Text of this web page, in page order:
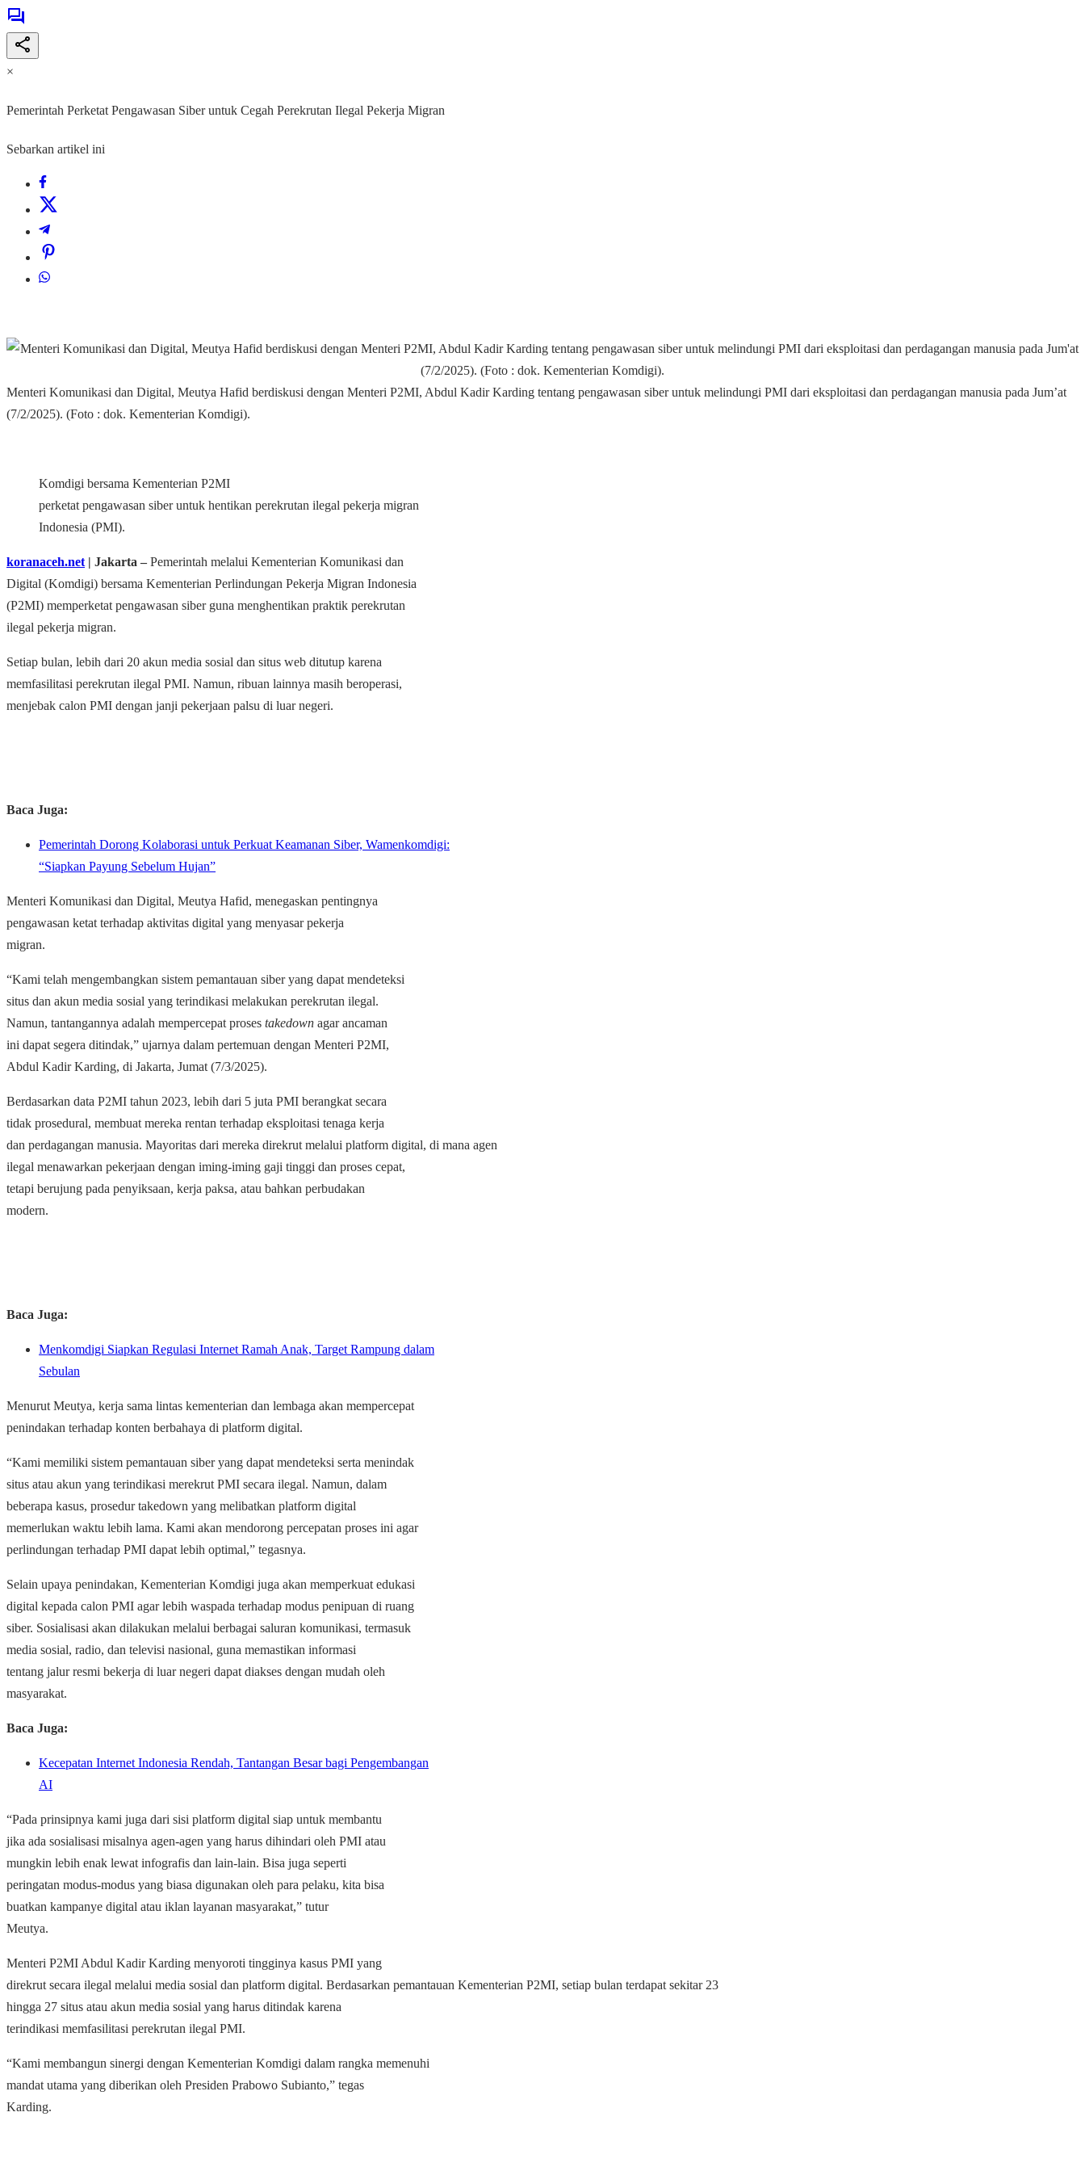
×
Pemerintah Perketat Pengawasan Siber untuk Cegah Perekrutan Ilegal Pekerja Migran
Sebarkan artikel ini
Menteri Komunikasi dan Digital, Meutya Hafid berdiskusi dengan Menteri P2MI, Abdul Kadir Karding tentang pengawasan siber untuk melindungi PMI dari eksploitasi dan perdagangan manusia pada Jum’at
(7/2/2025). (Foto : dok. Kementerian Komdigi).
Komdigi bersama Kementerian P2MI
perketat pengawasan siber untuk hentikan perekrutan ilegal pekerja migran
Indonesia (PMI).
koranaceh.net | Jakarta – Pemerintah melalui Kementerian Komunikasi dan
Digital (Komdigi) bersama Kementerian Perlindungan Pekerja Migran Indonesia
(P2MI) memperketat pengawasan siber guna menghentikan praktik perekrutan
ilegal pekerja migran.
Setiap bulan, lebih dari 20 akun media sosial dan situs web ditutup karena
memfasilitasi perekrutan ilegal PMI. Namun, ribuan lainnya masih beroperasi,
menjebak calon PMI dengan janji pekerjaan palsu di luar negeri.
Baca Juga:
Pemerintah Dorong Kolaborasi untuk Perkuat Keamanan Siber, Wamenkomdigi:
“Siapkan Payung Sebelum Hujan”
Menteri Komunikasi dan Digital, Meutya Hafid, menegaskan pentingnya
pengawasan ketat terhadap aktivitas digital yang menyasar pekerja
migran.
“Kami telah mengembangkan sistem pemantauan siber yang dapat mendeteksi
situs dan akun media sosial yang terindikasi melakukan perekrutan ilegal.
Namun, tantangannya adalah mempercepat proses takedown agar ancaman
ini dapat segera ditindak,” ujarnya dalam pertemuan dengan Menteri P2MI,
Abdul Kadir Karding, di Jakarta, Jumat (7/3/2025).
Berdasarkan data P2MI tahun 2023, lebih dari 5 juta PMI berangkat secara
tidak prosedural, membuat mereka rentan terhadap eksploitasi tenaga kerja
dan perdagangan manusia. Mayoritas dari mereka direkrut melalui platform digital, di mana agen
ilegal menawarkan pekerjaan dengan iming-iming gaji tinggi dan proses cepat,
tetapi berujung pada penyiksaan, kerja paksa, atau bahkan perbudakan
modern.
Baca Juga:
Menkomdigi Siapkan Regulasi Internet Ramah Anak, Target Rampung dalam
Sebulan
Menurut Meutya, kerja sama lintas kementerian dan lembaga akan mempercepat
penindakan terhadap konten berbahaya di platform digital.
“Kami memiliki sistem pemantauan siber yang dapat mendeteksi serta menindak
situs atau akun yang terindikasi merekrut PMI secara ilegal. Namun, dalam
beberapa kasus, prosedur takedown yang melibatkan platform digital
memerlukan waktu lebih lama. Kami akan mendorong percepatan proses ini agar
perlindungan terhadap PMI dapat lebih optimal,” tegasnya.
Selain upaya penindakan, Kementerian Komdigi juga akan memperkuat edukasi
digital kepada calon PMI agar lebih waspada terhadap modus penipuan di ruang
siber. Sosialisasi akan dilakukan melalui berbagai saluran komunikasi, termasuk
media sosial, radio, dan televisi nasional, guna memastikan informasi
tentang jalur resmi bekerja di luar negeri dapat diakses dengan mudah oleh
masyarakat.
Baca Juga:
Kecepatan Internet Indonesia Rendah, Tantangan Besar bagi Pengembangan
AI
“Pada prinsipnya kami juga dari sisi platform digital siap untuk membantu
jika ada sosialisasi misalnya agen-agen yang harus dihindari oleh PMI atau
mungkin lebih enak lewat infografis dan lain-lain. Bisa juga seperti
peringatan modus-modus yang biasa digunakan oleh para pelaku, kita bisa
buatkan kampanye digital atau iklan layanan masyarakat,” tutur
Meutya.
Menteri P2MI Abdul Kadir Karding menyoroti tingginya kasus PMI yang
direkrut secara ilegal melalui media sosial dan platform digital. Berdasarkan pemantauan Kementerian P2MI, setiap bulan terdapat sekitar 23
hingga 27 situs atau akun media sosial yang harus ditindak karena
terindikasi memfasilitasi perekrutan ilegal PMI.
“Kami membangun sinergi dengan Kementerian Komdigi dalam rangka memenuhi
mandat utama yang diberikan oleh Presiden Prabowo Subianto,” tegas
Karding.